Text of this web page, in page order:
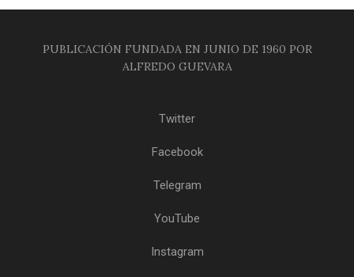
PUBLICACIÓN FUNDADA EN JUNIO DE 1960 POR
ALFREDO GUEVARA
Twitter
Facebook
Telegram
YouTube
Instagram